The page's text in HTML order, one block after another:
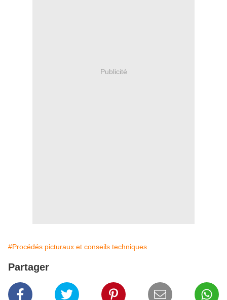
Publicité
#Procédés picturaux et conseils techniques
Partager